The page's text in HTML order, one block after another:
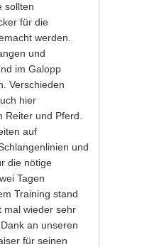
sollten
für die
werden.
und
im Galopp
Verschieden
hier
Reiter und Pferd.
auf
und
die nötige
Tagen
Training stand
mal wieder sehr
an unseren
für seinen